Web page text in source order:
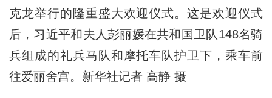
克龙举行的隆重盛大欢迎仪式。这是欢迎仪式
后，习近平和夫人彭丽媛在共和国卫队148名骑
兵组成的礼兵马队和摩托车队护卫下，乘车前
往爱丽舍宫。新华社记者 高静 摄